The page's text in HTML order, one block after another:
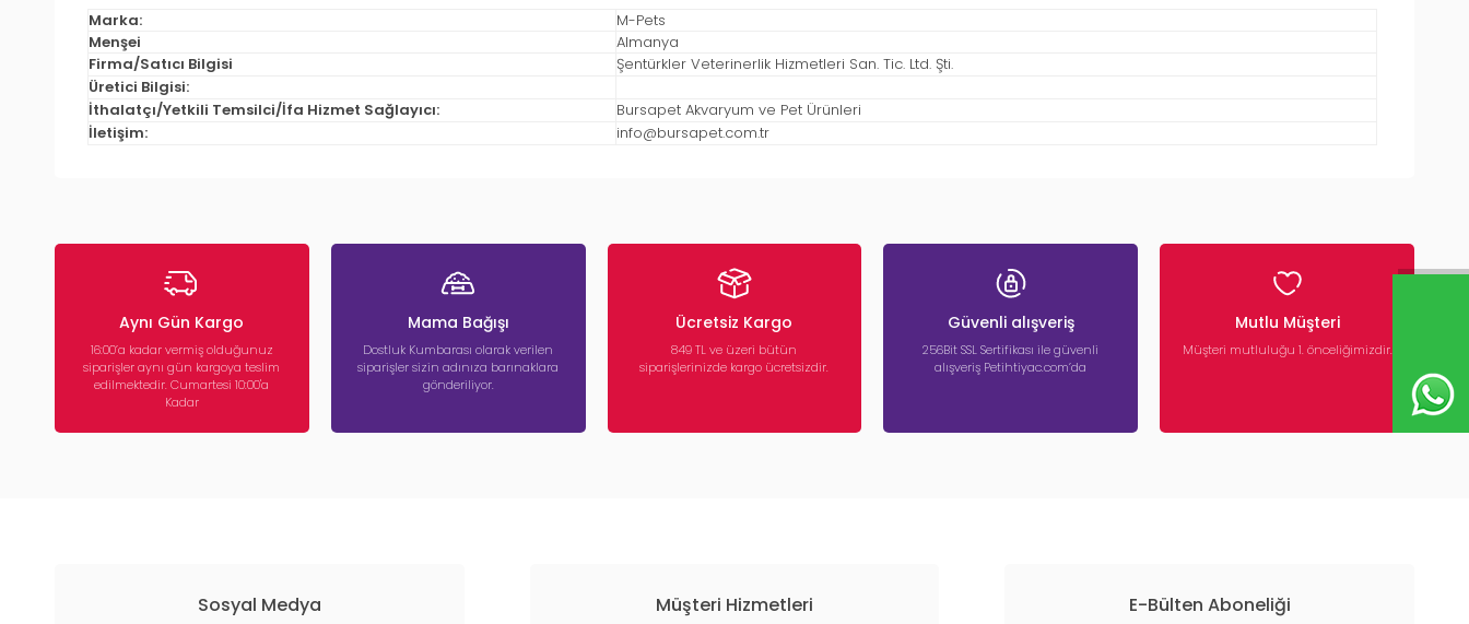
Marka:
M-Pets
Menşei
Almanya
Firma/Satıcı Bilgisi
Şentürkler Veterinerlik Hizmetleri San. Tic. Ltd. Şti.
Üretici Bilgisi:
İthalatçı/Yetkili Temsilci/İfa Hizmet Sağlayıcı:
Bursapet Akvaryum ve Pet Ürünleri
İletişim:
info@bursapet.com.tr
Aynı Gün Kargo
16:00’a kadar vermiş olduğunuz
siparişler aynı gün kargoya teslim
edilmektedir. Cumartesi 10:00'a
Kadar
Mama Bağışı
Dostluk Kumbarası olarak verilen
siparişler sizin adınıza barınaklara
gönderiliyor.
Ücretsiz Kargo
849 TL ve üzeri bütün
siparişlerinizde kargo ücretsizdir.
Güvenli alışveriş
256Bit SSL Sertifikası ile güvenli
alışveriş Petihtiyac.com’da
Mutlu Müşteri
Müşteri mutluluğu 1. önceliğimizdir.
Sosyal Medya Müşteri Hizmetleri E-Bülten Aboneliği